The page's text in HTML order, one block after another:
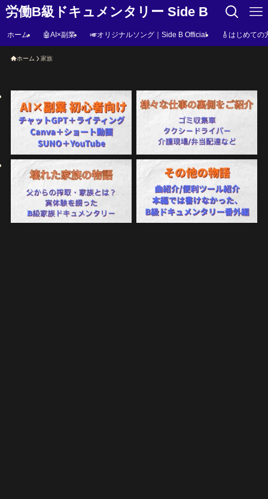
労働B級ドキュメンタリー Side B
ホーム 🤖AI×副業 🎺オリジナルソング｜Side B Official 🎸はじめての
ホーム 家族